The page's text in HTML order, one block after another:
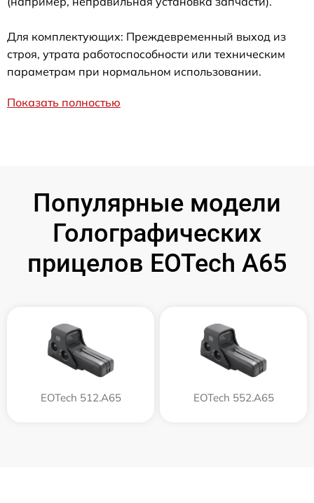
Для комплектующих: Преждевременный выход из
строя, утрата работоспособности или техническим
параметрам при нормальном использовании.
Показать полностью
Популярные модели
Голографических
прицелов EOTech A65
EOTech 512.A65 EOTech 552.A65